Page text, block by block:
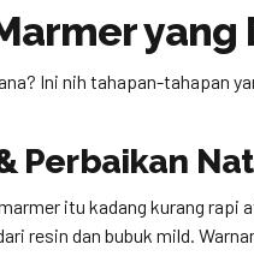
Ini nih tahapan-tahapan
Perbaikan Nat
itu kadang kurang
resin dan bubuk mild.